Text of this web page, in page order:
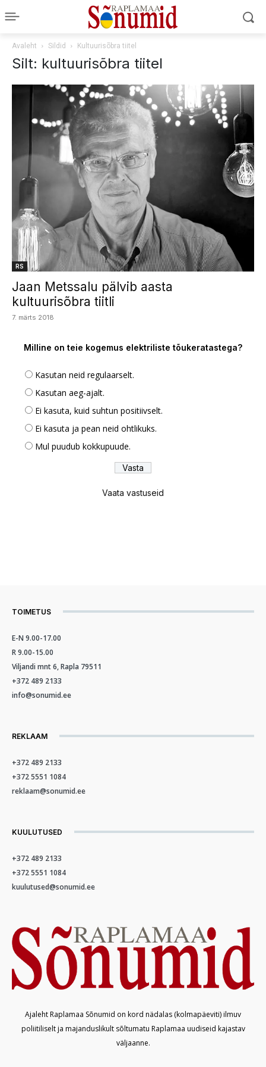
Avaleht Sildid Kultuurisõbra tiitel
Silt: kultuurisõbra tiitel
RS
Jaan Metssalu pälvib aasta
kultuurisõbra tiitli
7. märts 2018
Milline on teie kogemus elektriliste tõukeratastega?
Kasutan neid regulaarselt.
Kasutan aeg-ajalt.
Ei kasuta, kuid suhtun positiivselt.
Ei kasuta ja pean neid ohtlikuks.
Mul puudub kokkupuude.
Vaata vastuseid
TOIMETUS
E-N 9.00-17.00
R 9.00-15.00
Viljandi mnt 6, Rapla 79511
+372 489 2133
info@sonumid.ee
REKLAAM
+372 489 2133
+372 5551 1084
reklaam@sonumid.ee
KUULUTUSED
+372 489 2133
+372 5551 1084
kuulutused@sonumid.ee
Ajaleht Raplamaa Sõnumid on kord nädalas (kolmapäeviti) ilmuv
poliitiliselt ja majanduslikult sõltumatu Raplamaa uudiseid kajastav
väljaanne.